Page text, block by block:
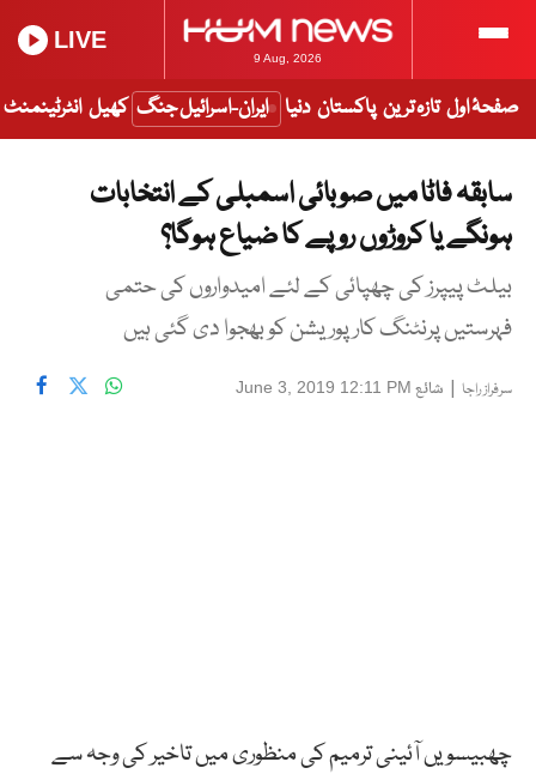
9 Aug, 2026
LIVE
صفحۂ اول تازہ ترین پاکستان دنیا ایران-اسرائیل جنگ کھیل انٹرٹینمنٹ
سابقہ فاٹا میں صوبائی اسمبلی کے انتخابات
ہونگے یا کروڑوں روپے کا ضیاع ہوگا؟
بیلٹ پیپرز کی چھپائی کے لئے امیدواروں کی حتمی
فہرستیں پرنٹنگ کارپوریشن کو بھجوا دی گئی ہیں
سرفراز راجا | شائع June 3, 2019 12:11 PM
چھبیسویں آئینی ترمیم کی منظوری میں تاخیر کی وجہ سے